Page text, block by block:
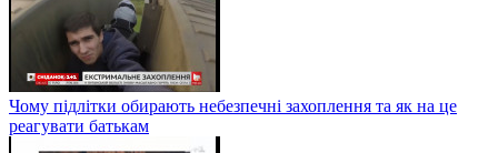
Чому підлітки обирають небезпечні захоплення та як на це
реагувати батькам